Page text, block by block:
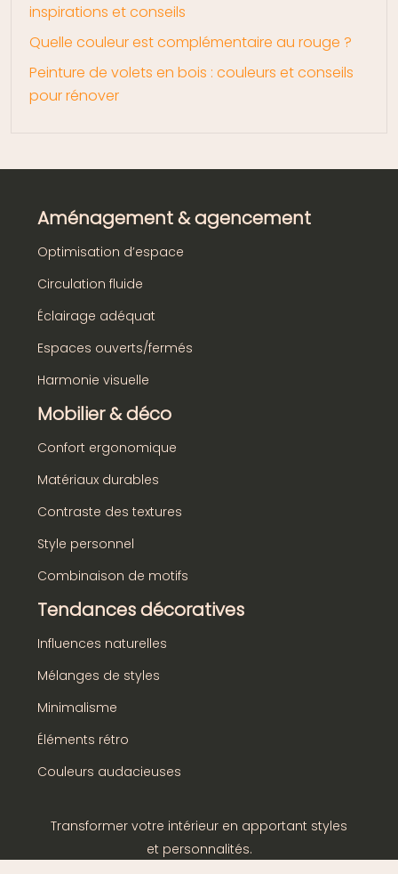
inspirations et conseils
Quelle couleur est complémentaire au rouge ?
Peinture de volets en bois : couleurs et conseils
pour rénover
Aménagement & agencement
Optimisation d’espace
Circulation fluide
Éclairage adéquat
Espaces ouverts/fermés
Harmonie visuelle
Mobilier & déco
Confort ergonomique
Matériaux durables
Contraste des textures
Style personnel
Combinaison de motifs
Tendances décoratives
Influences naturelles
Mélanges de styles
Minimalisme
Éléments rétro
Couleurs audacieuses
Transformer votre intérieur en apportant styles
et personnalités.